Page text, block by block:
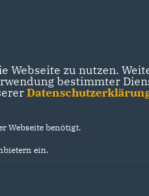
Webseite zu nutzen.
bestimmter
Webseite benötigt.
ein.